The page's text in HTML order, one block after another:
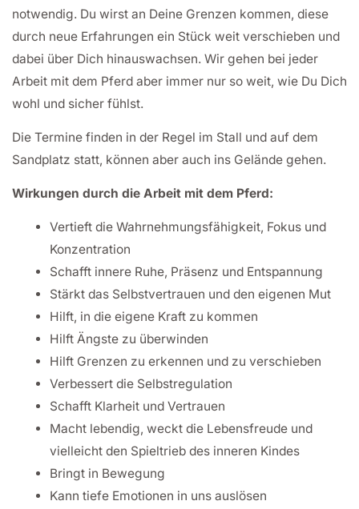
notwendig. Du wirst an Deine Grenzen kommen, diese
durch neue Erfahrungen ein Stück weit verschieben und
dabei über Dich hinauswachsen. Wir gehen bei jeder
Arbeit mit dem Pferd aber immer nur so weit, wie Du Dich
wohl und sicher fühlst.
Die Termine finden in der Regel im Stall und auf dem
Sandplatz statt, können aber auch ins Gelände gehen.
Wirkungen durch die Arbeit mit dem Pferd:
Vertieft die Wahrnehmungsfähigkeit, Fokus und
Konzentration
Schafft innere Ruhe, Präsenz und Entspannung
Stärkt das Selbstvertrauen und den eigenen Mut
Hilft, in die eigene Kraft zu kommen
Hilft Ängste zu überwinden
Hilft Grenzen zu erkennen und zu verschieben
Verbessert die Selbstregulation
Schafft Klarheit und Vertrauen
Macht lebendig, weckt die Lebensfreude und
vielleicht den Spieltrieb des inneren Kindes
Bringt in Bewegung
Kann tiefe Emotionen in uns auslösen